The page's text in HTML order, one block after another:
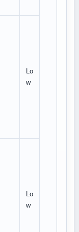
Lo
w
Lo
w